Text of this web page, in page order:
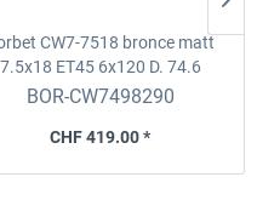
CW7-7518 bronce matt
7.5x18 ET45 6x120 D. 74.6
BOR-CW7498290
CHF 419.00 *